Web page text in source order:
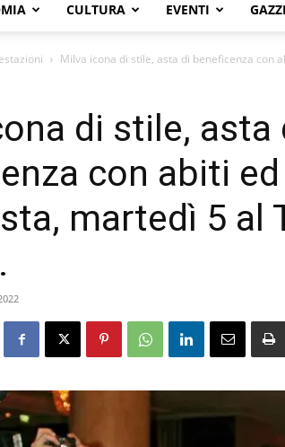
CULTURA EVENTI
Milva icona di stile, asta di beneficenza con
di stile, asta
con abiti
martedì 5 al